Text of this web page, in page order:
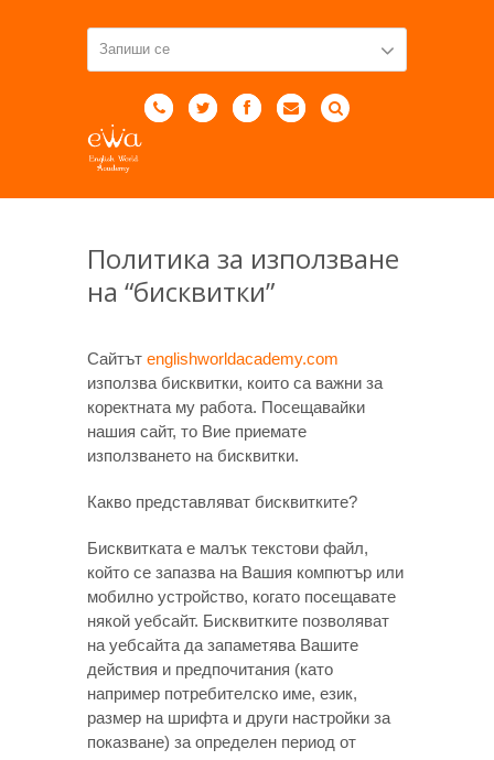
Политика за използване
на “бисквитки”
Сайтът englishworldacademy.com
използва бисквитки, които са важни за
коректната му работа. Посещавайки
нашия сайт, то Вие приемате
използването на бисквитки.
Какво представляват бисквитките?
Бисквитката е малък текстови файл,
който се запазва на Вашия компютър или
мобилно устройство, когато посещавате
някой уебсайт. Бисквитките позволяват
на уебсайта да запаметява Вашите
действия и предпочитания (като
например потребителско име, език,
размер на шрифта и други настройки за
показване) за определен период от